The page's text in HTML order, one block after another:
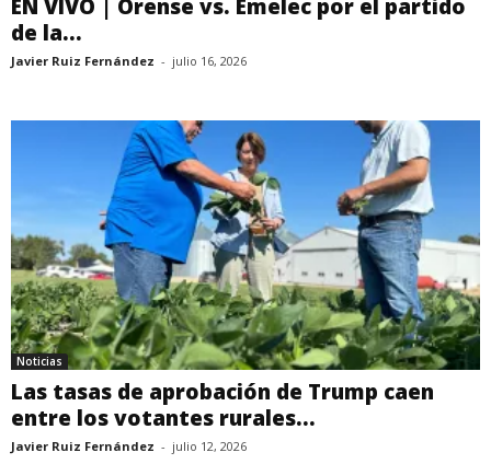
EN VIVO | Orense vs. Emelec por el partido
de la...
Javier Ruiz Fernández - julio 16, 2026
Noticias
Las tasas de aprobación de Trump caen
entre los votantes rurales...
Javier Ruiz Fernández - julio 12, 2026